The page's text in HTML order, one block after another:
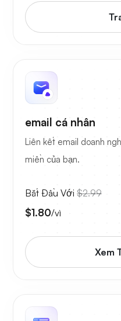
email cá nhân
Liên kết email doanh
miền của bạn.
Bắt Đầu Với $2.99
$1.80/vì
Xem